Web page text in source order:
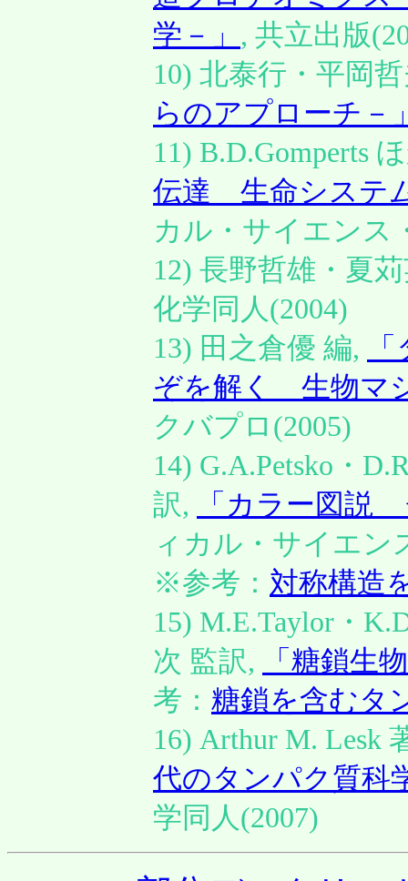
学－」 , 共立出版
10) 北泰行・平岡
らのアプローチ－
11) B.D.Gomperts
伝達 生命システ
カル・サイエンス
12) 長野哲雄・夏
化学同人(2004)
13) 田之倉優 編,
ぞを解く 生物マ
クバプロ(2005)
14) G.A.Petsko・
訳,
「カラー図説
ィカル・サイエ
※参考： 対称構造
15) M.E.Taylor・
次 監訳,
「糖鎖生
考： 糖鎖を含むタ
16) Arthur M. Lesk
代のタンパク質
学同人(2007)